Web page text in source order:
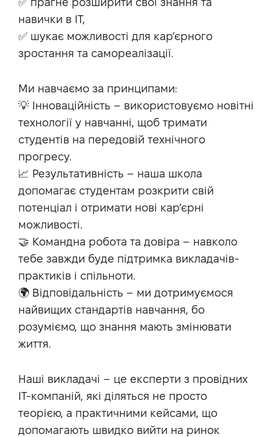
✅ прагне розширити свої знання та
навички в IT,
✅ шукає можливості для кар’єрного
зростання та самореалізації.
Ми навчаємо за принципами:
💡 Інноваційність – використовуємо новітні
технології у навчанні, щоб тримати
студентів на передовій технічного
прогресу.
📈 Результативність – наша школа
допомагає студентам розкрити свій
потенціал і отримати нові кар’єрні
можливості.
🤝 Командна робота та довіра – навколо
тебе завжди буде підтримка викладачів-
практиків і спільноти.
🌍 Відповідальність – ми дотримуємося
найвищих стандартів навчання, бо
розуміємо, що знання мають змінювати
життя.
Наші викладачі – це експерти з провідних
IT-компаній, які діляться не просто
теорією, а практичними кейсами, що
допомагають швидко вийти на ринок